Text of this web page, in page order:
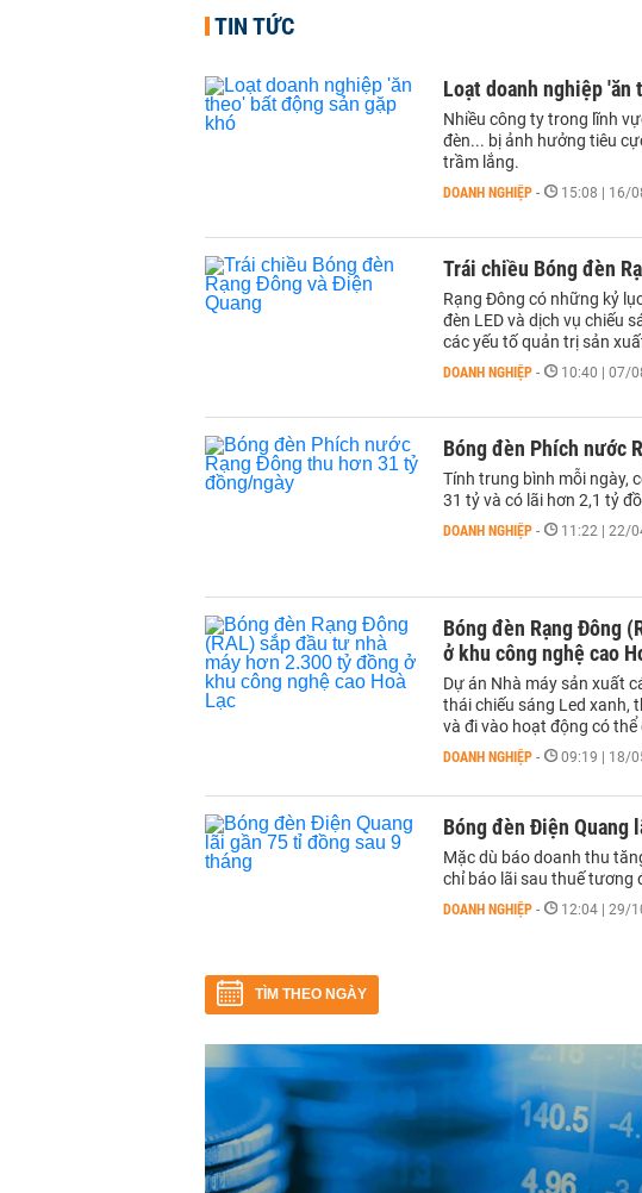
TIN TỨC
Loạt doanh nghiệp 'ăn
Nhiều công ty trong lĩnh
đèn... bị ảnh hưởng tiêu
trầm lắng.
DOANH NGHIỆP - 15:08 | 16/
Trái chiều Bóng đèn
Rạng Đông có những kỷ
đèn LED và dịch vụ chiếu
các yếu tố quản trị sản
DOANH NGHIỆP - 10:40 | 07/
Bóng đèn Phích nước
Tính trung bình mỗi ngày,
31 tỷ và có lãi hơn 2,1 tỷ
DOANH NGHIỆP - 11:22 | 22/
Bóng đèn Rạng Đông
ở khu công nghệ cao
Dự án Nhà máy sản xuất
thái chiếu sáng Led xanh,
và đi vào hoạt động có
DOANH NGHIỆP - 09:19 | 18/
Bóng đèn Điện Quang
Mặc dù báo doanh thu
chỉ báo lãi sau thuế tương
DOANH NGHIỆP - 12:04 | 29/
TÌM THEO NGÀY